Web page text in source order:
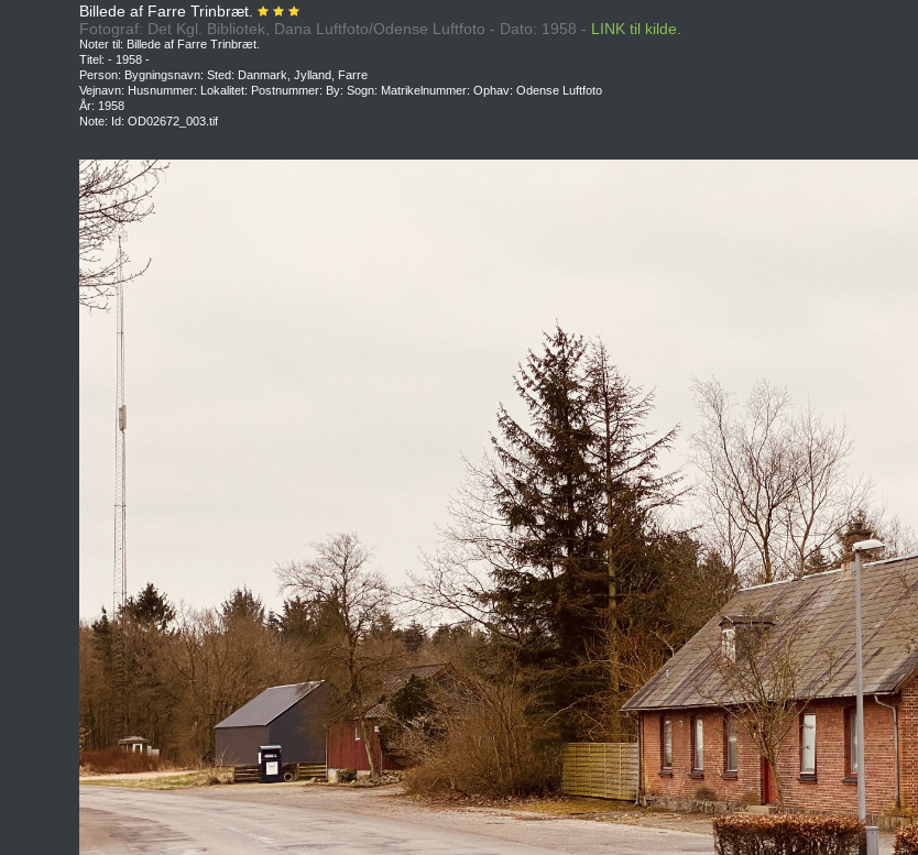
Billede af Farre Trinbræt.
Fotograf: Det Kgl. Bibliotek, Dana Luftfoto/Odense Luftfoto - Dato: 1958 - LINK til kilde.
Noter til: Billede af Farre Trinbræt.
Titel: - 1958 -
Person: Bygningsnavn: Sted: Danmark, Jylland, Farre
Vejnavn: Husnummer: Lokalitet: Postnummer: By: Sogn: Matrikelnummer: Ophav: Odense Luftfoto
År: 1958
Note: Id: OD02672_003.tif